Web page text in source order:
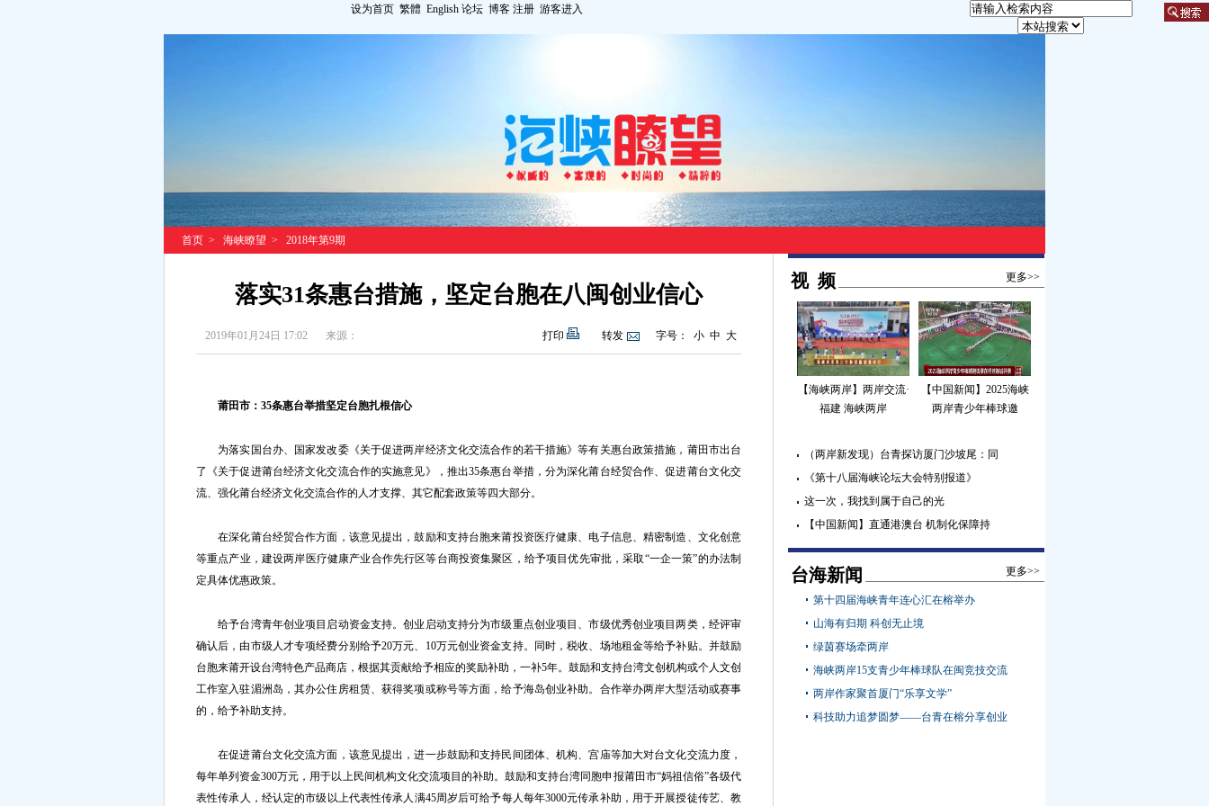
设为首页 繁體 English 论坛 博客 注册 游客进入
首页 > 海峡瞭望 > 2018年第9期
落实31条惠台措施，坚定台胞在八闽创业信心
2019年01月24日 17:02 来源： 字号： 小 中 大
转发
打印
莆田市：35条惠台举措坚定台胞扎根信心
为落实国台办、国家发改委《关于促进两岸经济文化交流合作的若干措施》等有关惠台政策措施，莆田市出台
了《关于促进莆台经济文化交流合作的实施意见》，推出35条惠台举措，分为深化莆台经贸合作、促进莆台文化交
流、强化莆台经济文化交流合作的人才支撑、其它配套政策等四大部分。
在深化莆台经贸合作方面，该意见提出，鼓励和支持台胞来莆投资医疗健康、电子信息、精密制造、文化创意
等重点产业，建设两岸医疗健康产业合作先行区等台商投资集聚区，给予项目优先审批，采取“一企一策”的办法制
定具体优惠政策。
给予台湾青年创业项目启动资金支持。创业启动支持分为市级重点创业项目、市级优秀创业项目两类，经评审
确认后，由市级人才专项经费分别给予20万元、10万元创业资金支持。同时，税收、场地租金等给予补贴。并鼓励
台胞来莆开设台湾特色产品商店，根据其贡献给予相应的奖励补助，一补5年。鼓励和支持台湾文创机构或个人文创
工作室入驻湄洲岛，其办公住房租赁、获得奖项或称号等方面，给予海岛创业补助。合作举办两岸大型活动或赛事
的，给予补助支持。
在促进莆台文化交流方面，该意见提出，进一步鼓励和支持民间团体、机构、宫庙等加大对台文化交流力度，
每年单列资金300万元，用于以上民间机构文化交流项目的补助。鼓励和支持台湾同胞申报莆田市“妈祖信俗”各级代
表性传承人，经认定的市级以上代表性传承人满45周岁后可给予每人每年3000元传承补助，用于开展授徒传艺、教
视 频 更多>>
【海峡两岸】两岸交流·
福建 海峡两岸
【中国新闻】2025海峡
两岸青少年棒球邀
（两岸新发现）台青探访厦门沙坡尾：同
《第十八届海峡论坛大会特别报道》
这一次，我找到属于自己的光
【中国新闻】直通港澳台 机制化保障持
台海新闻 更多>>
第十四届海峡青年连心汇在榕举办
山海有归期 科创无止境
绿茵赛场牵两岸
海峡两岸15支青少年棒球队在闽竞技交流
两岸作家聚首厦门“乐享文学”
科技助力追梦圆梦——台青在榕分享创业